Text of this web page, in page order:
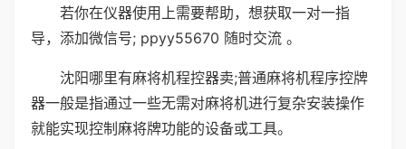
若你在仪器使用上需要帮助，想获取一对一指
导，添加微信号; ppyy55670 随时交流 。
沈阳哪里有麻将机程控器卖;普通麻将机程序控牌
器一般是指通过一些无需对麻将机进行复杂安装操作
就能实现控制麻将牌功能的设备或工具。